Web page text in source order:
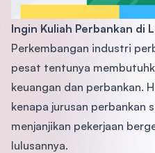
Ingin Kuliah Perbankan di
Perkembangan industri
pesat tentunya
keuangan dan perbankan.
kenapa jurusan perbankan
menjanjikan pekerjaan
lulusannya.